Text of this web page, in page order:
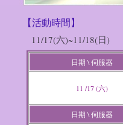
【活動時間】
11/17(六)~11/18(日)
日期 \ 伺服器
11 /17 (六)
日期 \ 伺服器